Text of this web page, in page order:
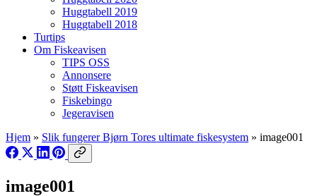
Huggtabell 2019
Huggtabell 2018
Turtips
Om Fiskeavisen
TIPS OSS
Annonsere
Støtt Fiskeavisen
Fiskebingo
Jegeravisen
Hjem » Slik fungerer Bjørn Tores ultimate fiskesystem » image001
image001